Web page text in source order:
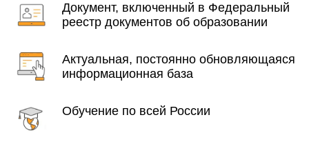
Документ, включенный в Федеральный
реестр документов об образовании
Актуальная, постоянно обновляющаяся
информационная база
Обучение по всей России